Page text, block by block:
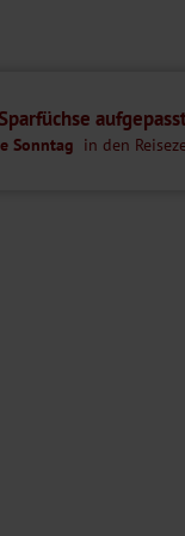
bereits mit
Sparfüchse
Sonntag in den